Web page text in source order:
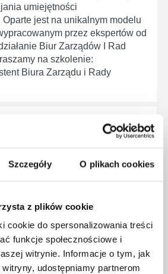
Szczegóły O plikach cookies
z plików cookie
cookie do spersonalizowania treści
funkcje społecznościowe i
witrynie. Informacje o tym, jak
udostępniamy partnerom
umiejętności
jest na unikalnym modelu
przez ekspertów od
Biur Zarządów I Rad
na szkolenie:
Biura Zarządu i Rady
zamknięte.
SIEBIE
w pełni korzystać z
i talentów. Szkolenie pewność